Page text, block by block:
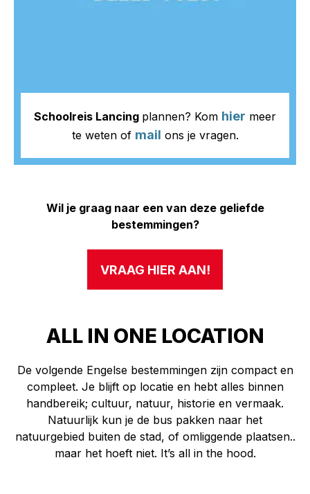
Schoolreis Lancing plannen? Kom hier meer
te weten of mail ons je vragen.
Wil je graag naar een van deze geliefde
bestemmingen?
VRAAG HIER AAN!
ALL IN ONE LOCATION
De volgende Engelse bestemmingen zijn compact en
compleet. Je blijft op locatie en hebt alles binnen
handbereik; cultuur, natuur, historie en vermaak.
Natuurlijk kun je de bus pakken naar het
natuurgebied buiten de stad, of omliggende plaatsen..
maar het hoeft niet. It’s all in the hood.